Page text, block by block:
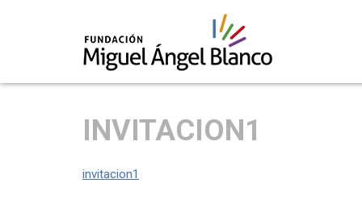
INVITACION1
invitacion1